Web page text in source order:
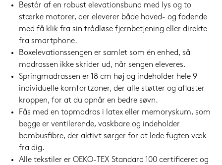
Består af en robust elevationsbund med lys og to
stærke motorer, der eleverer både hoved- og fodende
med få klik fra sin trådløse fjernbetjening eller direkte
fra smartphone.
Boxelevationssengen er samlet som én enhed, så
madrassen ikke skrider ud, når sengen eleveres.
Springmadrassen er 18 cm høj og indeholder hele 9
individuelle komfortzoner, der alle støtter og aflaster
kroppen, for at du opnår en bedre søvn.
Fås med en topmadras i latex eller memoryskum, som
begge er ventilerende, vaskbare og indeholder
bambusfibre, der aktivt sørger for at lede fugten væk
fra dig.
Alle tekstiler er OEKO-TEX Standard 100 certificeret og